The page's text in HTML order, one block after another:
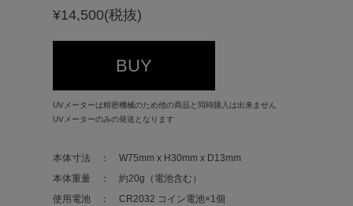
¥14,500(税抜)
BUY
UVメーターは精密機械のため他の商品と同時購入は出来ません
UVメーターのみの発送となります
本体寸法 ：W75mm x H30mm x D13mm
本体重量 ：約20g（電池含む）
使用電池 ：CR2032 コイン電池×1個